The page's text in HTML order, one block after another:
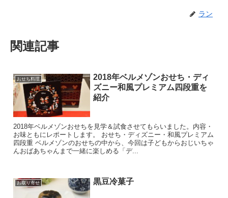
ラン
関連記事
おせち料理
2018年ベルメゾンおせち・ディ
ズニー和風プレミアム四段重を
紹介
2018年ベルメゾンおせちを見学＆試食させてもらいました。内容・
お味ともにレポートします。 おせち・ディズニー・和風プレミアム
四段重 ベルメゾンのおせちの中から、今回は子どもからおじいちゃ
んおばあちゃんまで一緒に楽しめる「デ...
お取り寄せ 黒豆冷菓子